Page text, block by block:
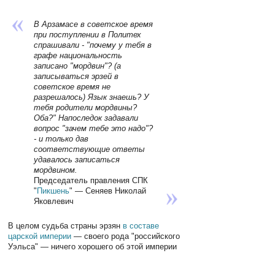
В Арзамасе в советское время
при поступлении в Политех
спрашивали - "почему у тебя в
графе национальность
записано "мордвин"? (а
записываться эрзей в
советское время не
разрешалось) Язык знаешь? У
тебя родители мордвины?
Оба?" Напоследок задавали
вопрос "зачем тебе это надо"?
- и только дав
соответствующие ответы
удавалось записаться
мордвином.
Председатель правления СПК
"Пикшень" — Сеняев Николай
Яковлевич
В целом судьба страны эрзян в составе
царской империи — своего рода "российского
Уэльса" — ничего хорошего об этой империи